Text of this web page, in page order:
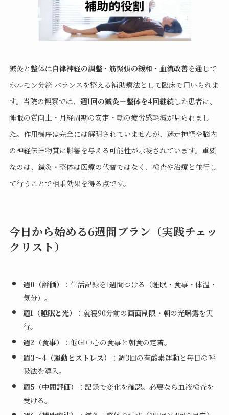
鍼灸と整体は自律神経の調整・筋緊張の緩和・血流改善を通じて
ホルモン分泌 バランスを整える補助療法として臨床で用いられま
す。当院の観察では、 週1回の鍼灸＋整体を4回継続した患者に、
睡眠の質向上・月経周期の安定・朝の疲労感軽減が見られまし
た。作用機序は完全には解明されていませんが、迷走神経や脳内
の神経伝達物質に影響を与える可能性が示唆されています。重要
なのは、鍼灸・整体は医療の代替ではなく、検査や治療と並行し
て行うことで相乗効果を得る点です。
今日から始める6週間プラン（実践チェッ
クリスト）
週0（評価）
：生活記録を1週間つける（睡眠・食事・体温・
気分）。
週1（睡眠と光）
：就寝90分前の画面制限・朝の光曝露を実
行。
週2（食事）
：低GI中心の食事と朝食の定着。
週3〜4（運動とストレス）
：週3回の有酸素運動と毎日の呼
吸法を導入。
週5（中間評価）
：記録で変化を確認。必要なら血液検査を
受ける。